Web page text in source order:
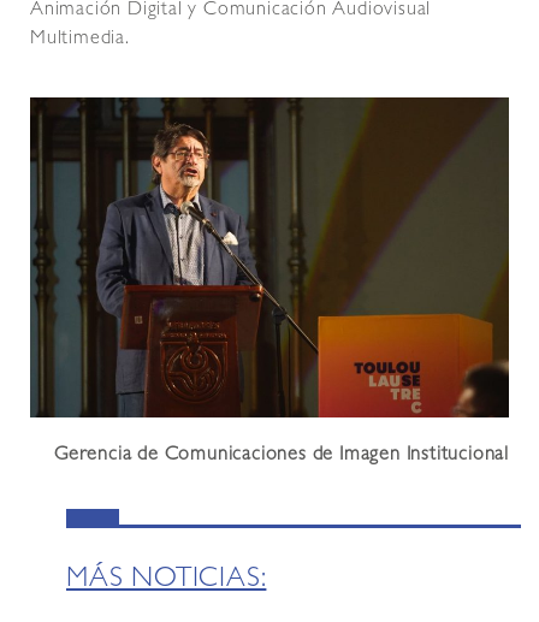
Animación Digital y Comunicación Audiovisual
Multimedia.
Gerencia de Comunicaciones de Imagen Institucional
MÁS NOTICIAS: